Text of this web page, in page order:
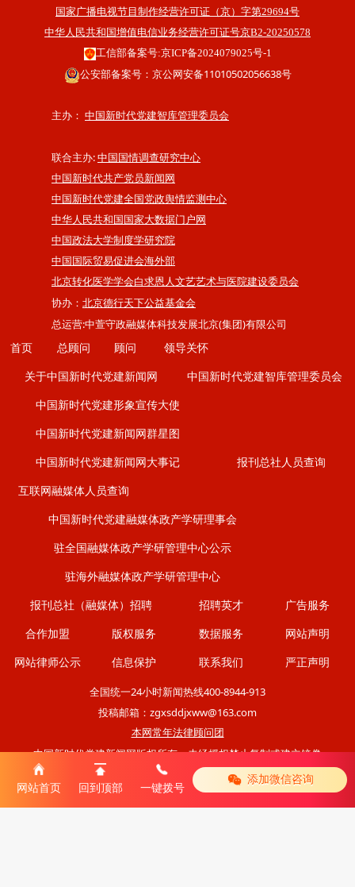
国家广播电视节目制作经营许可证（京）字第29694号
中华人民共和国增值电信业务经营许可证号京B2-20250578
工信部备案号:京ICP备2024079025号-1
公安部备案号：京公网安备11010502056638号
主办： 中国新时代党建智库管理委员会
联合主办: 中国国情调查研究中心
中国新时代共产党员新闻网
中国新时代党建全国党政舆情监测中心
中华人民共和国国家大数据门户网
中国政法大学制度学研究院
中国国际贸易促进会海外部
北京转化医学学会白求恩人文艺艺术与医院建设委员会
协办： 北京德行天下公益基金会
总运营:中萱守政融媒体科技发展北京(集团)有限公司
首页 总顾问 顾问 领导关怀
关于中国新时代党建新闻网 中国新时代党建智库管理委员会
中国新时代党建形象宣传大使
中国新时代党建新闻网群星图
中国新时代党建新闻网大事记 报刊总社人员查询
互联网融媒体人员查询
中国新时代党建融媒体政产学研理事会
驻全国融媒体政产学研管理中心公示
驻海外融媒体政产学研管理中心
报刊总社（融媒体）招聘 招聘英才 广告服务
合作加盟 版权服务 数据服务 网站声明
网站律师公示 信息保护 联系我们 严正声明
全国统一24小时新闻热线400-8944-913
投稿邮箱：zgxsddjxww@163.com
本网常年法律顾问团
中国新时代党建新闻网版权所有，未经授权禁止复制或建立镜像
移动版|电脑版
网站首页 回到顶部 一键拨号
添加微信咨询